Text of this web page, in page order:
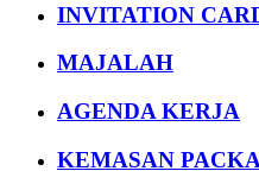
INVITATION
MAJALAH
AGENDA KERJA
KEMASAN